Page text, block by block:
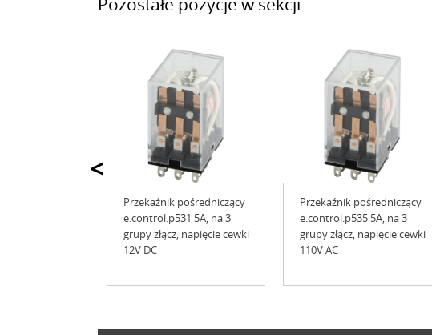
Przekaźnik pośredniczący
e.control.p531 5А, na 3
grupy złącz, napięcie cewki
12V DC
Przekaźnik pośredniczący
e.control.p535 5А, na 3
grupy złącz, napięcie cewki
110V АC
<